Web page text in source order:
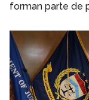
forman parte de